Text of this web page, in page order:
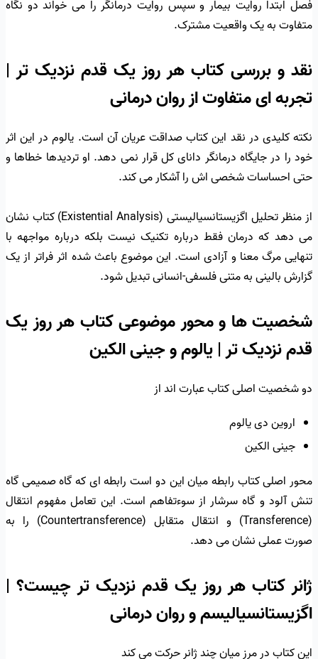
فصل ابتدا روایت بیمار و سپس روایت درمانگر را می خواند دو نگاه
متفاوت به یک واقعیت مشترک.
نقد و بررسی کتاب هر روز یک قدم نزدیک تر |
تجربه ای متفاوت از روان درمانی
نکته کلیدی در نقد این کتاب صداقت عریان آن است. یالوم در این اثر
خود را در جایگاه درمانگر دانای کل قرار نمی دهد. او تردیدها خطاها و
حتی احساسات شخصی اش را آشکار می کند.
از منظر تحلیل اگزیستانسیالیستی (Existential Analysis) کتاب نشان
می دهد که درمان فقط درباره تکنیک نیست بلکه درباره مواجهه با
تنهایی مرگ معنا و آزادی است. این موضوع باعث شده اثر فراتر از یک
گزارش بالینی به متنی فلسفی-انسانی تبدیل شود.
شخصیت ها و محور موضوعی کتاب هر روز یک
قدم نزدیک تر | یالوم و جینی الکین
دو شخصیت اصلی کتاب عبارت اند از
اروین دی یالوم
جینی الکین
محور اصلی کتاب رابطه میان این دو است رابطه ای که گاه صمیمی گاه
تنش آلود و گاه سرشار از سوءتفاهم است. این تعامل مفهوم انتقال
(Transference) و انتقال متقابل (Countertransference) را به
صورت عملی نشان می دهد.
ژانر کتاب هر روز یک قدم نزدیک تر چیست؟ |
اگزیستانسیالیسم و روان درمانی
این کتاب در مرز میان چند ژانر حرکت می کند